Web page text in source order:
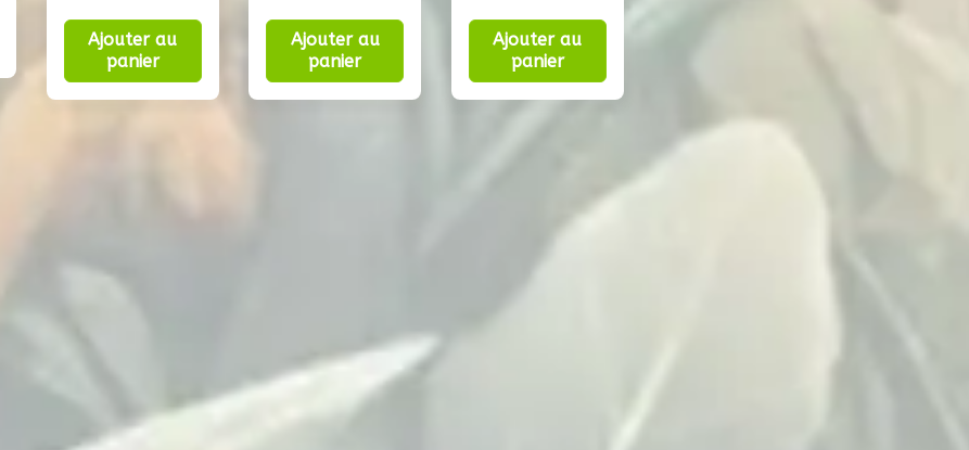
prix
initial
était :
prix
est :
7,90 €.
Ajouter au
panier
Ajouter au
panier
Ajouter au
panier